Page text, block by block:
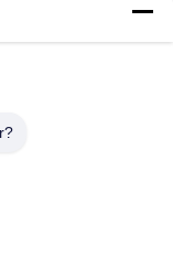
Ukuran
Pengangkat
tugas berat